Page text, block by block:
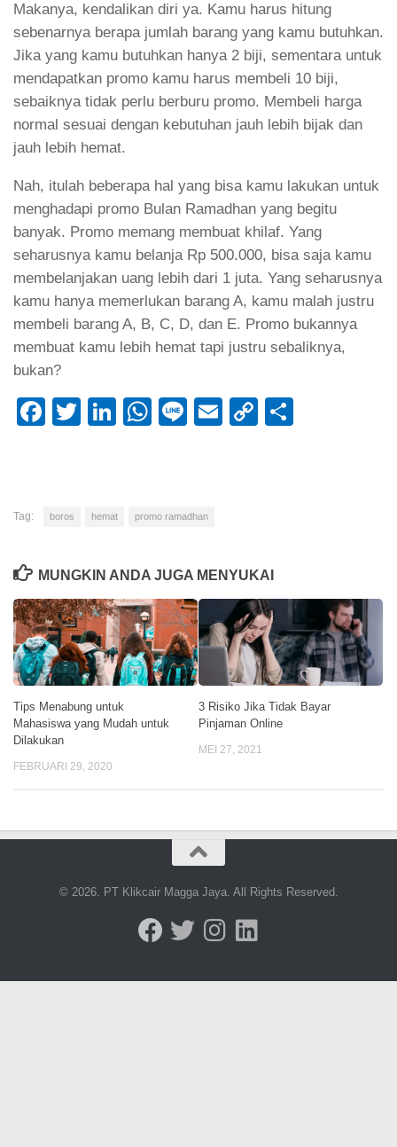
Makanya, kendalikan diri ya. Kamu harus hitung
sebenarnya berapa jumlah barang yang kamu butuhkan.
Jika yang kamu butuhkan hanya 2 biji, sementara untuk
mendapatkan promo kamu harus membeli 10 biji,
sebaiknya tidak perlu berburu promo. Membeli harga
normal sesuai dengan kebutuhan jauh lebih bijak dan
jauh lebih hemat.
Nah, itulah beberapa hal yang bisa kamu lakukan untuk
menghadapi promo Bulan Ramadhan yang begitu
banyak. Promo memang membuat khilaf. Yang
seharusnya kamu belanja Rp 500.000, bisa saja kamu
membelanjakan uang lebih dari 1 juta. Yang seharusnya
kamu hanya memerlukan barang A, kamu malah justru
membeli barang A, B, C, D, dan E. Promo bukannya
membuat kamu lebih hemat tapi justru sebaliknya,
bukan?
Facebook
TwitterLinkedIn
WhatsApp
LineEmailCopy
Tag: boros hemat promo ramadhan
MUNGKIN ANDA JUGA MENYUKAI
Tips Menabung untuk
Mahasiswa yang Mudah untuk
Dilakukan
FEBRUARI 29, 2020
3 Risiko Jika Tidak Bayar
Pinjaman Online
MEI 27, 2021
© 2026. PT Klikcair Magga Jaya. All Rights Reserved.